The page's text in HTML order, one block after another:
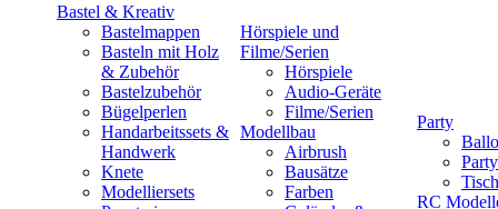
Bastel & Kreativ
Bastelmappen
Basteln mit Holz
& Zubehör
Bastelzubehör
Bügelperlen
Handarbeitssets &
Handwerk
Knete
Modelliersets
Hörspiele und
Filme/Serien
Hörspiele
Audio-Geräte
Filme/Serien
Modellbau
Airbrush
Bausätze
Farben
Party
RC